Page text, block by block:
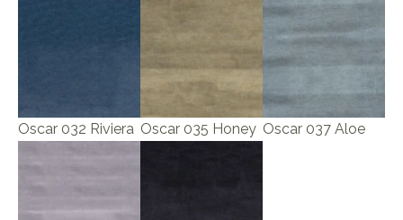
Oscar 032 Riviera Oscar 035 Honey Oscar 037 Aloe